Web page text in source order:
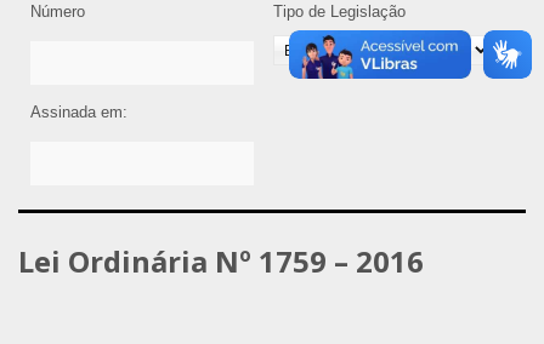
Número Tipo de Legislação
Assinada em:
Lei Ordinária Nº 1759 – 2016